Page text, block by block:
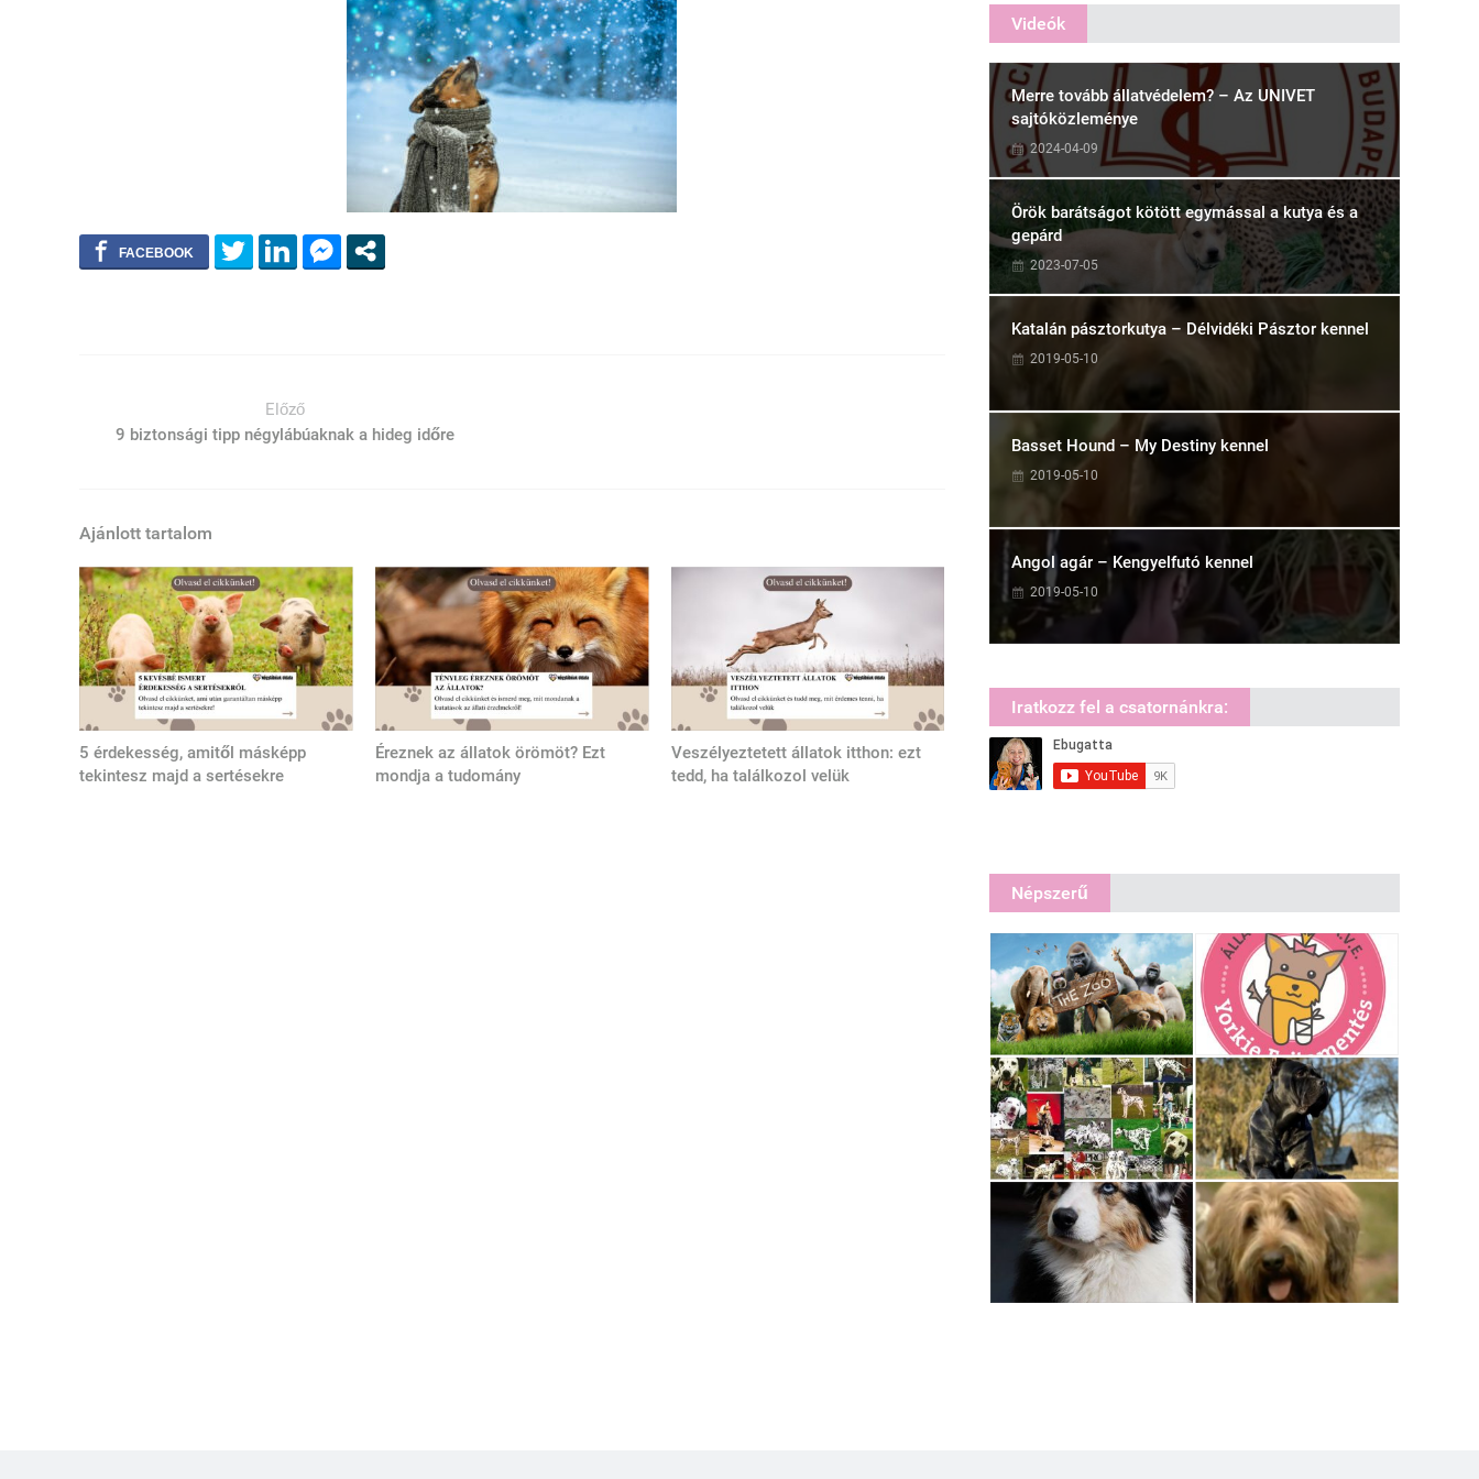
Előző
9 biztonsági tipp négylábúaknak a hideg időre
Ajánlott tartalom
5 érdekesség, amitől másképp
tekintesz majd a sertésekre
Éreznek az állatok örömöt? Ezt
mondja a tudomány
Veszélyeztetett állatok itthon: ezt
tedd, ha találkozol velük
Videók
Merre tovább állatvédelem? – Az UNIVET
sajtóközleménye
2024-04-09
Örök barátságot kötött egymással a kutya és a
gepárd
2023-07-05
Katalán pásztorkutya – Délvidéki Pásztor kennel
2019-05-10
Basset Hound – My Destiny kennel
2019-05-10
Angol agár – Kengyelfutó kennel
2019-05-10
Iratkozz fel a csatornánkra:
Népszerű